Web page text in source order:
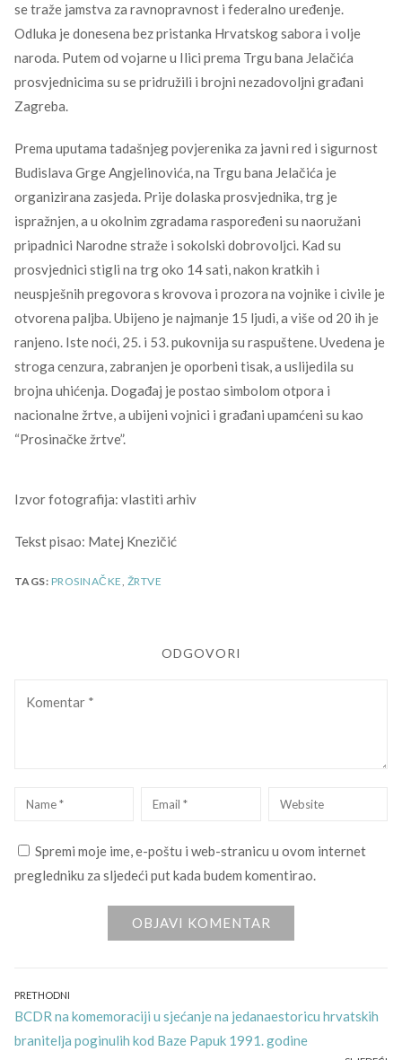
se traže jamstva za ravnopravnost i federalno uređenje.
Odluka je donesena bez pristanka Hrvatskog sabora i volje
naroda. Putem od vojarne u Ilici prema Trgu bana Jelačića
prosvjednicima su se pridružili i brojni nezadovoljni građani
Zagreba.
Prema uputama tadašnjeg povjerenika za javni red i sigurnost
Budislava Grge Angjelinovića, na Trgu bana Jelačića je
organizirana zasjeda. Prije dolaska prosvjednika, trg je
ispražnjen, a u okolnim zgradama raspoređeni su naoružani
pripadnici Narodne straže i sokolski dobrovoljci. Kad su
prosvjednici stigli na trg oko 14 sati, nakon kratkih i
neuspješnih pregovora s krovova i prozora na vojnike i civile je
otvorena paljba. Ubijeno je najmanje 15 ljudi, a više od 20 ih je
ranjeno. Iste noći, 25. i 53. pukovnija su raspuštene. Uvedena je
stroga cenzura, zabranjen je oporbeni tisak, a uslijedila su
brojna uhićenja. Događaj je postao simbolom otpora i
nacionalne žrtve, a ubijeni vojnici i građani upamćeni su kao
“Prosinačke žrtve”.
Izvor fotografija: vlastiti arhiv
Tekst pisao: Matej Knezičić
TAGS: PROSINAČKE, ŽRTVE
ODGOVORI
Name Email Website
Spremi moje ime, e-poštu i web-stranicu u ovom internet
pregledniku za sljedeći put kada budem komentirao.
Navigacija
objava
PRETHODNI
Previous
post:
BCDR na komemoraciji u sjećanje na jedanaestoricu hrvatskih
branitelja poginulih kod Baze Papuk 1991. godine